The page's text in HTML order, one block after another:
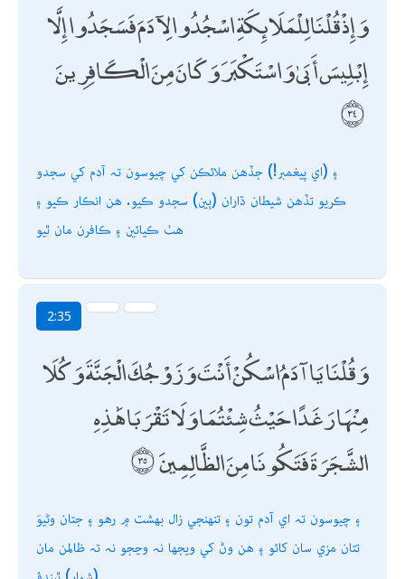
وَإِذْ قُلْنَا لِلْمَلَائِكَةِ اسْجُدُوا لِآدَمَ فَسَجَدُوا إِلَّا
إِبْلِيسَ أَبَىٰ وَاسْتَكْبَرَ وَكَانَ مِنَ الْكَافِرِينَ
۽ (اي پيغمبر!) جڏھن ملائڪن کي چيوسون تہ آدم کي سجدو
ڪريو تڏھن شيطان ڌاران (ٻين) سجدو ڪيو. ھن انڪار ڪيو ۽
ھٺ ڪيائين ۽ ڪافرن مان ٿيو
2:35
وَقُلْنَا يَا آدَمُ اسْكُنْ أَنْتَ وَزَوْجُكَ الْجَنَّةَ وَكُلَا
مِنْهَا رَغَدًا حَيْثُ شِئْتُمَا وَلَا تَقْرَبَا هَٰذِهِ
الشَّجَرَةَ فَتَكُونَا مِنَ الظَّالِمِينَ
۽ چيوسون تہ اي آدم تون ۽ تنھنجي زال بھشت ۾ رھو ۽ جتان وڻيوَ
تتان مزي سان کائو ۽ ھن وڻ کي ويجھا نہ وڃجو نہ تہ ظالمن مان
(شمار) ٿيندؤ